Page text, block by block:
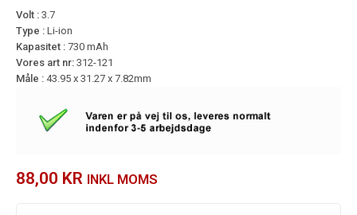
Volt : 3.7
Type : Li-ion
Kapasitet : 730 mAh
Vores art nr: 312-121
Måle : 43.95 x 31.27 x 7.82mm
88,00 KR INKL MOMS